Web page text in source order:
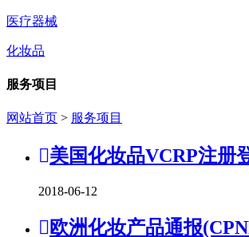
医疗器械
化妆品
服务项目
网站首页 > 服务项目
美国化妆品VCRP注册
2018-06-12
欧洲化妆产品通报